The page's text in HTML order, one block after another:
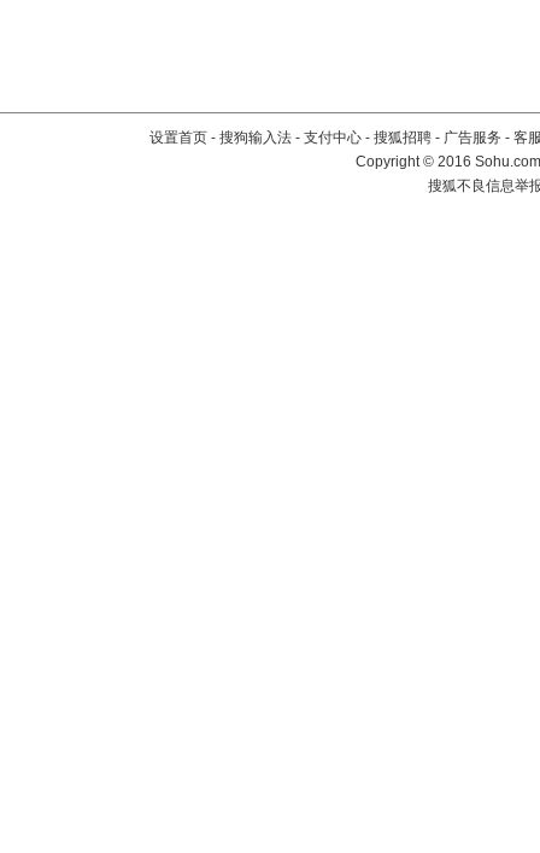
设置首页 - 搜狗输入法 - 支付中心 - 搜狐招聘 - 广告服务 - 客
Copyright©2016
搜狐不良信息举